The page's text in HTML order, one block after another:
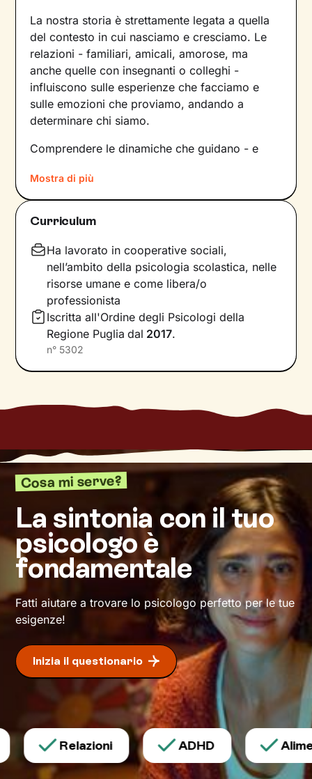
La nostra storia è strettamente legata a quella
del contesto in cui nasciamo e cresciamo. Le
relazioni - familiari, amicali, amorose, ma
anche quelle con insegnanti o colleghi -
influiscono sulle esperienze che facciamo e
sulle emozioni che proviamo, andando a
determinare chi siamo.
Comprendere le dinamiche che guidano - e
fondamentale per poter capire chi sei, per
vedere tutto il tuo mondo sotto una luce
diversa e dare nuovi significati a ciò che ti
Nei nostri incontri avrò cura di creare un clima
di ascolto e comprensione, così che tu possa
condividere ciò che pensi e provi in libertà,
senza temere il giudizio. Insieme esploreremo i
tuoi bisogni, individueremo gli obiettivi che ti
poni e porteremo alla luce competenze e
avere.
Lavoreremo sulle tue emozioni, sulle dinamiche
delle tue relazioni, sulla comunicazione e, in
pensiero e comportamento utili a raggiungere
un livello di benessere sempre maggiore.
Mostra di più
Curriculum
Ha lavorato in cooperative sociali,
nell’ambito della psicologia scolastica, nelle
risorse umane e come libera/o
professionista
Iscritta all'Ordine degli Psicologi della
Regione Puglia dal 2017.
n° 5302
Cosa mi serve?
La sintonia con il tuo
psicologo è
fondamentale
Fatti aiutare a trovare lo psicologo perfetto per le tue
esigenze!
Inizia il questionario
Relazioni ADHD